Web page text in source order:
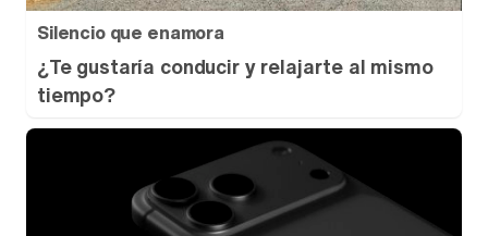
Silencio que enamora
¿Te gustaría conducir y relajarte al mismo
tiempo?